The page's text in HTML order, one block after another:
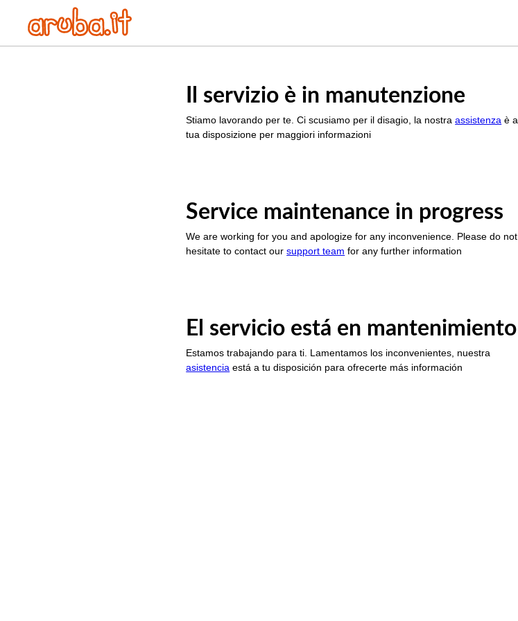
Il servizio è in manutenzione
Stiamo lavorando per te. Ci scusiamo per il disagio, la nostraassistenza è a
tua disposizione per maggiori informazioni
Service maintenance in progress
We are working for you and apologize for any inconvenience. Please do not
hesitate to contact oursupport team for any further information
El servicio está en mantenimiento
Estamos trabajando para ti. Lamentamos los inconvenientes, nuestra
asistencia está a tu disposición para ofrecerte más información